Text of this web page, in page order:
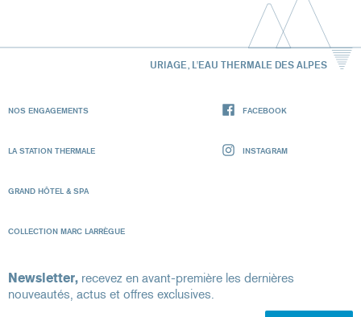
URIAGE, L'EAU THERMALE DES ALPES
NOS ENGAGEMENTS
LA STATION THERMALE
GRAND HÔTEL & SPA
COLLECTION MARC LARRÈGUE
FACEBOOK
INSTAGRAM
Newsletter, recevez en avant-première les dernières
nouveautés, actus et offres exclusives.